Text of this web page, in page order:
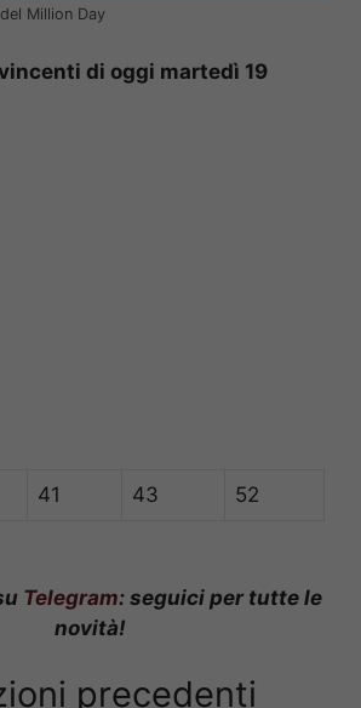
Million Day
di oggi martedì 19
41 43 52
Telegram: seguici per tutte le
novità!
precedenti